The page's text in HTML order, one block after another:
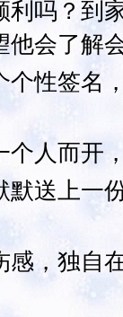
吗？到
他会了解
性签名
人而开
送上一
，独自